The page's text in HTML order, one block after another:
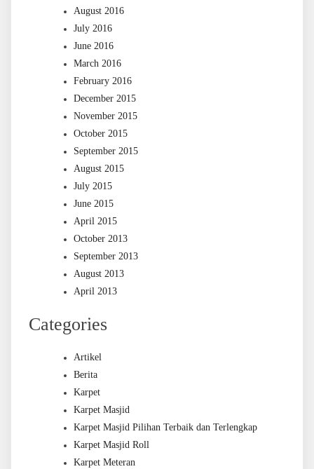
August 2016
July 2016
June 2016
March 2016
February 2016
December 2015
November 2015
October 2015
September 2015
August 2015
July 2015
June 2015
April 2015
October 2013
September 2013
August 2013
April 2013
Categories
Artikel
Berita
Karpet
Karpet Masjid
Karpet Masjid Pilihan Terbaik dan Terlengkap
Karpet Masjid Roll
Karpet Meteran